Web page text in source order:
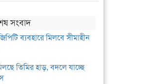
সংবাদ
ব্যবহারে মিলবে সীমাহীন
তিমির হাড়, বদলে যাচ্ছে